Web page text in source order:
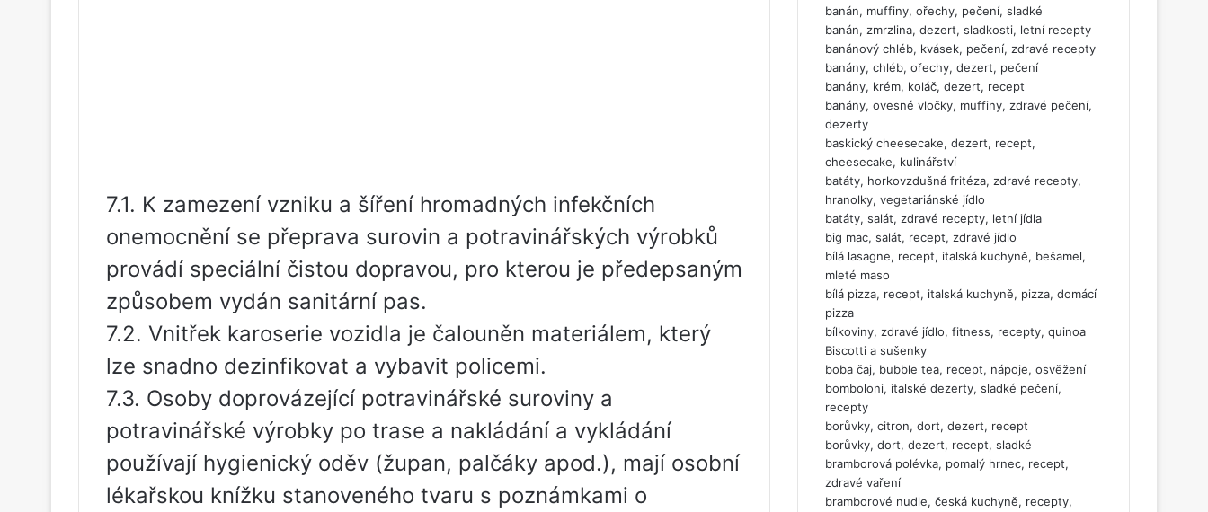
7.1. K zamezení vzniku a šíření hromadných infekčních
onemocnění se přeprava surovin a potravinářských výrobků
provádí speciální čistou dopravou, pro kterou je předepsaným
způsobem vydán sanitární pas.
7.2. Vnitřek karoserie vozidla je čalouněn materiálem, který
lze snadno dezinfikovat a vybavit policemi.
7.3. Osoby doprovázející potravinářské suroviny a
potravinářské výrobky po trase a nakládání a vykládání
používají hygienický oděv (župan, palčáky apod.), mají osobní
lékařskou knížku stanoveného tvaru s poznámkami o
banán, muffiny, ořechy, pečení, sladké
banán, zmrzlina, dezert, sladkosti, letní recepty
banánový chléb, kvásek, pečení, zdravé recepty
banány, chléb, ořechy, dezert, pečení
banány, krém, koláč, dezert, recept
banány, ovesné vločky, muffiny, zdravé pečení,
dezerty
baskický cheesecake, dezert, recept,
cheesecake, kulinářství
batáty, horkovzdušná fritéza, zdravé recepty,
hranolky, vegetariánské jídlo
batáty, salát, zdravé recepty, letní jídla
big mac, salát, recept, zdravé jídlo
bílá lasagne, recept, italská kuchyně, bešamel,
mleté maso
bílá pizza, recept, italská kuchyně, pizza, domácí
pizza
bílkoviny, zdravé jídlo, fitness, recepty, quinoa
Biscotti a sušenky
boba čaj, bubble tea, recept, nápoje, osvěžení
bomboloni, italské dezerty, sladké pečení,
recepty
borůvky, citron, dort, dezert, recept
borůvky, dort, dezert, recept, sladké
bramborová polévka, pomalý hrnec, recept,
zdravé vaření
bramborové nudle, česká kuchyně, recepty,